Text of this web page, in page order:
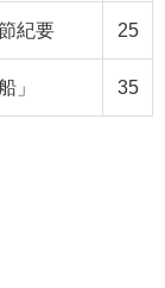
紀要 25
」 35